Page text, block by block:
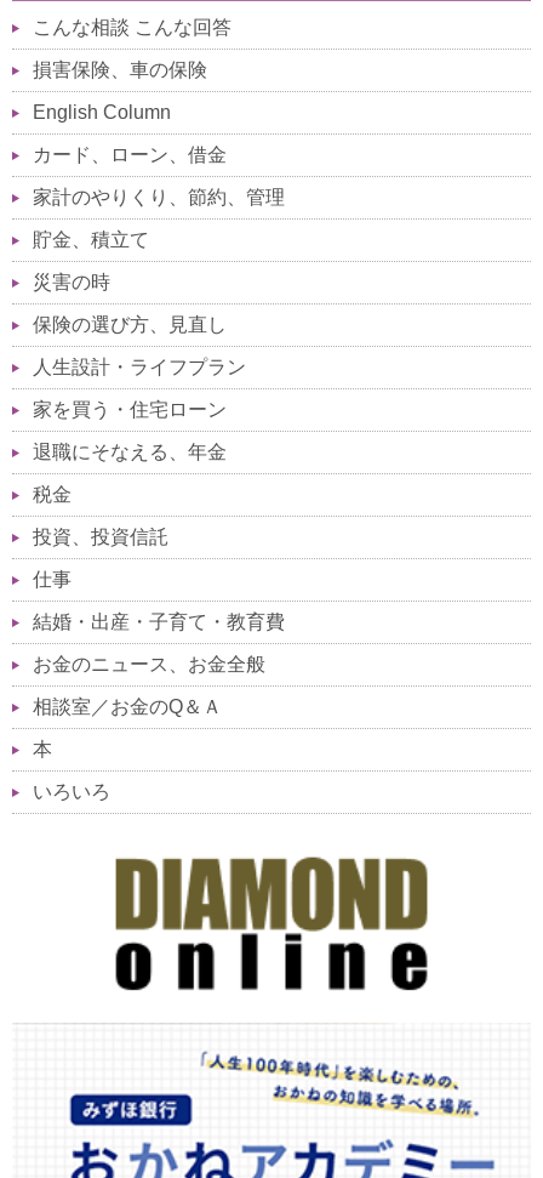
こんな相談 こんな回答
損害保険、車の保険
English Column
カード、ローン、借金
家計のやりくり、節約、管理
貯金、積立て
災害の時
保険の選び方、見直し
人生設計・ライフプラン
家を買う・住宅ローン
退職にそなえる、年金
税金
投資、投資信託
仕事
結婚・出産・子育て・教育費
お金のニュース、お金全般
相談室／お金のQ＆Ａ
本
いろいろ